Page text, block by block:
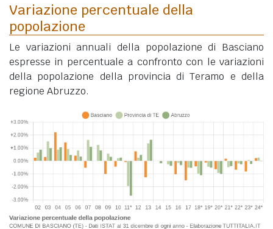
Variazione percentuale della
popolazione
Le variazioni annuali della popolazione di Basciano
espresse in percentuale a confronto con le variazioni
della popolazione della provincia di Teramo e della
regione Abruzzo.